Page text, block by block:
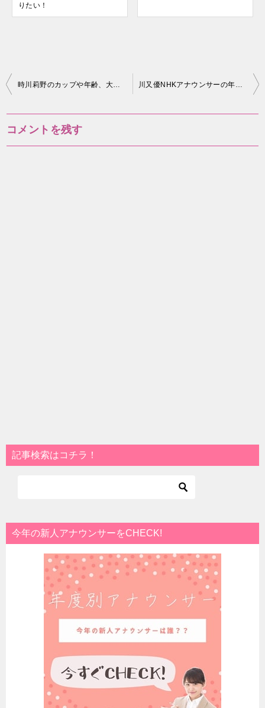
りたい！
投
時川莉野のカップや年齢、大学は？結婚してるの？ 川又優NHKアナウンサーの年齢や高校は？新潟出身？
コメントを残す
記事検索はコチラ！
今年の新人アナウンサーをCHECK!